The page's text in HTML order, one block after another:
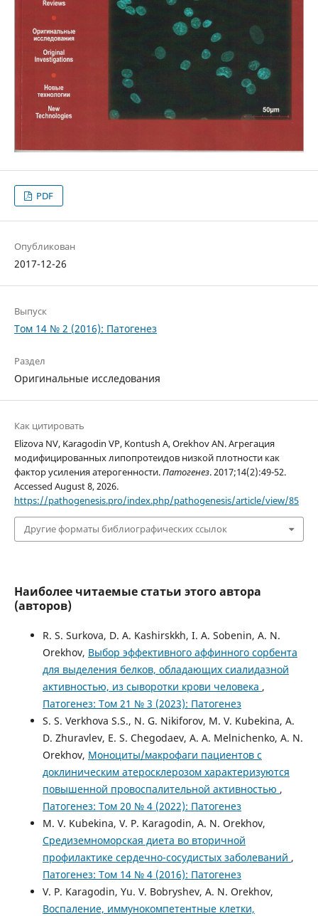
PDF
Опубликован
2017-12-26
Выпуск
Том 14 № 2 (2016): Патогенез
Раздел
Оригинальные исследования
Как цитировать
Elizova NV, Karagodin VP, Kontush A, Orekhov AN. Агрегация
модифицированных липопротеидов низкой плотности как
фактор усиления атерогенности.Патогенез. 2017;14(2):49-52.
Accessed August 8, 2026.
https://pathogenesis.pro/index.php/pathogenesis/article/view/85
Другие форматы библиографических ссылок
Наиболее читаемые статьи этого автора
(авторов)
R. S. Surkova, D. A. Kashirskkh, I. A. Sobenin, A. N.
Orekhov, Выбор эффективного аффинного сорбента
для выделения белков, обладающих сиалидазной
активностью, из сыворотки крови человека ,
Патогенез: Том 21 № 3 (2023): Патогенез
S. S. Verkhova S.S., N. G. Nikiforov, M. V. Kubekina, A.
D. Zhuravlev, E. S. Chegodaev, A. A. Melnichenko, A. N.
Orekhov, Моноциты/макрофаги пациентов с
доклиническим атеросклерозом характеризуются
повышенной провоспалительной активностью ,
Патогенез: Том 20 № 4 (2022): Патогенез
M. V. Kubekina, V. P. Karagodin, A. N. Orekhov,
Средиземноморская диета во вторичной
профилактике сердечно-сосудистых заболеваний ,
Патогенез: Том 14 № 4 (2016): Патогенез
V. P. Karagodin, Yu. V. Bobryshev, A. N. Orekhov,
Воспаление, иммунокомпетентные клетки,